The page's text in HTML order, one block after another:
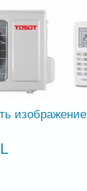
изображение